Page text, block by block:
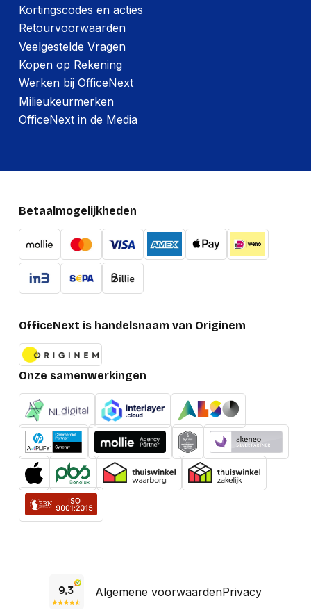
Kortingscodes en acties
Retourvoorwaarden
Veelgestelde Vragen
Kopen op Rekening
Werken bij OfficeNext
Milieukeurmerken
OfficeNext in de Media
Betaalmogelijkheden
OfficeNext is handelsnaam van Originem
Onze samenwerkingen
Algemene voorwaardenPrivacy